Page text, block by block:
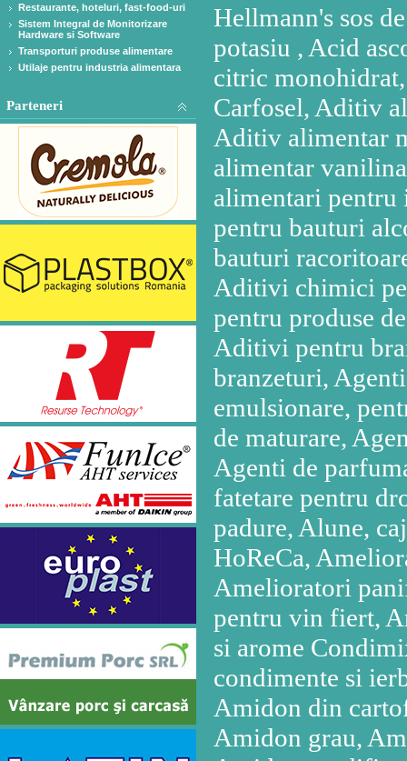
Restaurante, hoteluri, fast-food-uri
Sistem Integral de Monitorizare
Hardware si Software
Transporturi produse alimentare
Utilaje pentru industria alimentara
Parteneri
Hellmann's sos de maioneza light, Acesulfam de potasiu , Acid ascorbic, Acid citric anhidru, Acid citric monohidrat, Acidulanti, Aditiv alimentar Carfosel, Aditiv alimentar citrat trisodic dihidrat, Aditiv alimentar metabisulfit de sodiu, Aditiv alimentar vanilina, Aditivi alimentari, Aditivi alimentari pentru industria carnii , Aditivi chimici pentru bauturi alcoolice, Aditivi chimici pentru bauturi racoritoare, Aditivi chimici pentru carne, Aditivi chimici pentru inghetata, Aditivi chimici pentru produse de panificatie, Aditivi nutritivi, Aditivi pentru branza topita, Aditivi pentru branzeturi, Agenti de demulare, Agenti de emulsionare, pentru industria alimentara, Agenti de maturare, Agenti de maturare - fragezire peste, Agenti de parfumare, Agenti de texturare, Agenti fatetare pentru dropsuri, caramele, Alune de padure, Alune, caju, fistic, migdale, Ambalaj HoReCa, Amelioratori, Amelioratori de brutarie, Amelioratori panificatie, Amestec condimente pentru vin fiert, Amestec de condimente naturale si arome Condimix, Amestecuri aromatizante cu condimente si ierburi, Amestecuri de proteine, Amidon din cartof, grau, Amidon din porumb , Amidon grau, Amidon modificat din cartof, Amidon modificat solubil la cald, Amidon modificat solubil la rece, Amidon nativ din cartofi, Amidon, pentru industria alimentara si a băuturilor, Antioxidanti, Arahide crude in coaja subtire, Ardei dulce tocat, Ardei iute tocat, Aroma Cafea, Aroma capsuni, Aroma Cheddar, Aroma de fum, Aroma de mozzarella, Aroma de mozzarella vegan, Aroma Edam, Aroma Fraguta, Aroma gouda, Aroma mar copt, Aroma Menta, Aroma Migdala, Aroma parmezan, Aroma portocala, Aroma strugure, Arome Alimentare, Arome compozitii cu continut de fruct, Arome compozitii cu fruct sau extracte naturale, Arome compozitii pentru lapte sau iaurt aromatizat, Arome de tutun, Arome fara coloranti, Arome incolore, Arome lichide, Arome lichide si pulbere, Arome naturale, Arome pentru bauturi, Arome pentru bauturi carbonatate, limonade, siropuri, Arome pentru branzeturi, Arome pentru carne si preparate, Arome pentru carne si preparate din carne, Arome pentru creme de unt, Arome pentru dulciuri, Arome pentru lactate, branzeturi, iaurturi, lapte, Arome pentru patiserie si cofetarie, Arome pentru producatori bauturi carbonatate, limonade, siropuri, Arome pentru producatorii bauturi cu continut de suc de fruct, Arome pentru produse de patiserie si cofetarie, Arome pentru produse patiserie, cofetarie, Arome pentru snacks-uri - saratele, covrigei, popcorn, seminte , Arome pulbere, Arome savoury lichide sau pulverulente, Arome si compozitii pentru bauturi din extracte, Arome si extracte de condimente, Arome si extracte pentru bauturi spirtuoase, Aschii de lemn pentru afumat, Aschii de lemn pentru celule de afumare, Ascorbat de sodiu, Banuti de cacao Caribe Dark, Baza pentru inghetata soft, Baze de lapte DPO, Baze pentru mancare, Baze Speciale Coctail, Baze speciale Pinguin, Benzoat de sodiu , Bicarbonat de amoniu, Bicarbonat de sodiu rafinat, Boia, Boia ardei, Boia dulce, Boia dulce, Boia iute, Bumbare de porc, Cacao alcalina, Carbonat de calciu, Caserola , Cazeinat de sodiu, Ceara ce previne uscarea carnatilor , Cheag pentru brânzeturi, Chips, snacks, crackers, alune sau popcorn, Ciclamat de sodiu, Cimbru frunze, Cimbru macinat, Cirese confiate rosii, Citrat trisodic, Colorant alimentar Carmin, Colorant alimentar Cromafood Tartrazina, Colorant caramel, Colorant caramel, Colorant cirese negre, Colorant enocianina, Colorant rosu inchis Paprika, Colorant visina, Colorant zmeura, Coloranti